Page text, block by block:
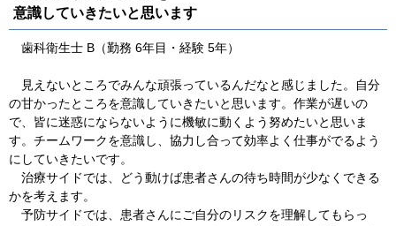
意識していきたいと思います
歯科衛生士 B（勤務 6年目・経験 5年）
見えないところでみんな頑張っているんだなと感じました。自分
の甘かったところを意識していきたいと思います。作業が遅いの
で、皆に迷惑にならないように機敏に動くよう努めたいと思いま
す。チームワークを意識し、協力し合って効率よく仕事がでるよう
にしていきたいです。
治療サイドでは、どう動けば患者さんの待ち時間が少なくできる
かを考えます。
予防サイドでは、患者さんにご自分のリスクを理解してもらっ